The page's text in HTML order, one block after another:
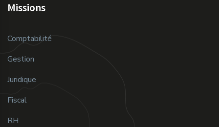
Missions
Comptabilité
Gestion
Juridique
Fiscal
RH